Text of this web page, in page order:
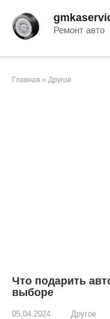
контенту
Ремонт авто
Главная » Другое
Что подарить
выборе
05.04.2024 Другое